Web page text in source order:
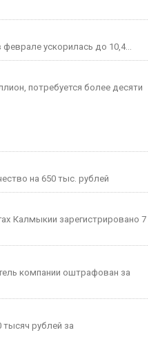
ускорилась до 10,4...
потребуется более десяти
на 650 тыс. рублей
Калмыкии зарегистрировано 7
компании оштрафован за
тысяч рублей за